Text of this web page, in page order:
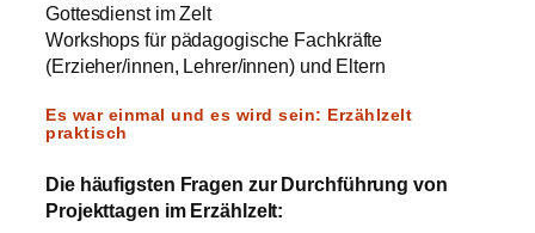
Gottesdienst im Zelt
Workshops für pädagogische Fachkräfte
(Erzieher/innen, Lehrer/innen) und Eltern
Es war einmal und es wird sein: Erzählzelt
praktisch
Die häufigsten Fragen zur Durchführung von
Projekttagen im Erzählzelt: